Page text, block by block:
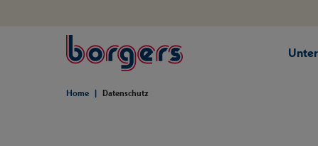
Borgers
Home Datenschutz